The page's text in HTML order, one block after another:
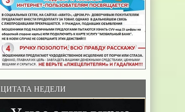
ЦИТАТА НЕДЕЛИ